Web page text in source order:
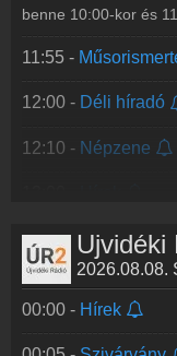
benne 10:00-kor és
11:55 -
12:00 - Déli híradó
12:10 - Népzene
13:03 -Vajdaságon
benne 14:00-kor Hírek
15:00 - Délutáni
15:30 -
2026.08.08.
00:00 - Hírek